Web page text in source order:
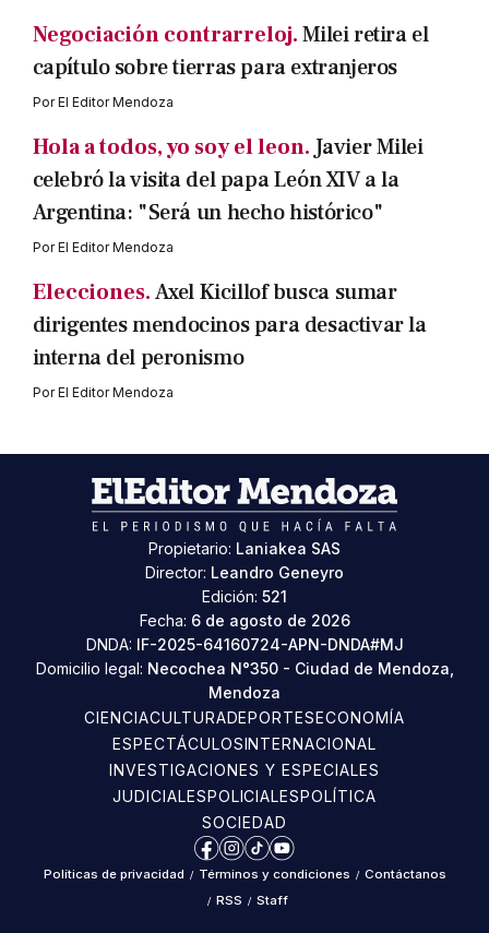
Negociación contrarreloj.Milei retira el
capítulo sobre tierras para extranjeros
PorEl Editor Mendoza
Hola a todos, yo soy el leon. Javier Milei
celebró la visita del papa León XIV a la
Argentina: "Será un hecho histórico"
PorEl Editor Mendoza
Elecciones.Axel Kicillof busca sumar
dirigentes mendocinos para desactivar la
interna del peronismo
PorEl Editor Mendoza
Propietario: Laniakea SAS
Director: Leandro Geneyro
Edición: 521
Fecha: 6 de agosto de 2026
DNDA: IF-2025-64160724-APN-DNDA#MJ
Domicilio legal: Necochea N°350 - Ciudad de Mendoza,
Mendoza
CIENCIACULTURADEPORTESECONOMÍA
ESPECTÁCULOSINTERNACIONAL
INVESTIGACIONES Y ESPECIALES
JUDICIALESPOLICIALESPOLÍTICA
SOCIEDAD
Facebook
Instagram
TikTokYouTube
Políticas de privacidad / Términos y condiciones / Contáctanos
/ RSS / Staff